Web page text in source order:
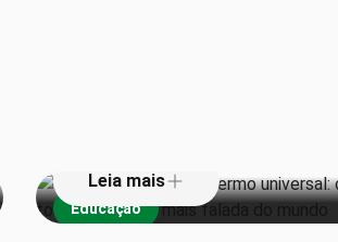
Educação
Leia mais